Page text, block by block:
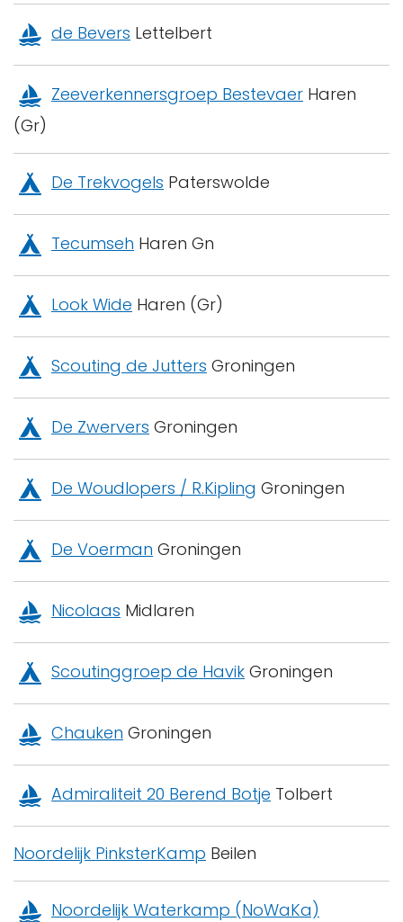
de Bevers Lettelbert
Zeeverkennersgroep Bestevaer Haren
(Gr)
De Trekvogels Paterswolde
Tecumseh Haren Gn
Look Wide Haren (Gr)
Scouting de Jutters Groningen
De Zwervers Groningen
De Woudlopers / R.Kipling Groningen
De Voerman Groningen
Nicolaas Midlaren
Scoutinggroep de Havik Groningen
Chauken Groningen
Admiraliteit 20 Berend Botje Tolbert
Noordelijk PinksterKamp Beilen
Noordelijk Waterkamp (NoWaKa)